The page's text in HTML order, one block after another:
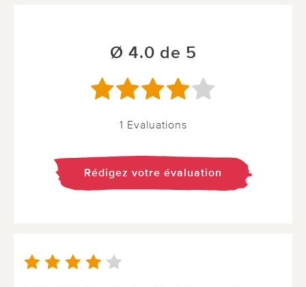
Ø 4.0 de 5
1 Evaluations
Rédigez votre évaluation